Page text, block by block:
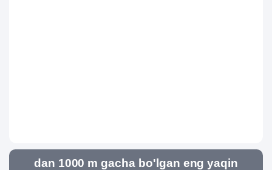
dan 1000 m gacha bo'lgan eng yaqin